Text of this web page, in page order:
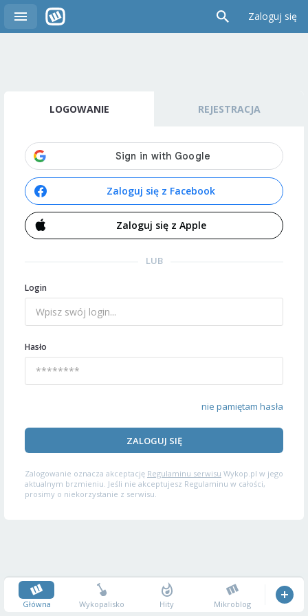
Zaloguj się
LOGOWANIE REJESTRACJA
Zaloguj się z Facebook
Zaloguj się z Apple
LUB
Login
Hasło
nie pamiętam hasła
ZALOGUJ SIĘ
Zalogowanie oznacza akceptację Regulaminu serwisu Wykop.pl w jego
aktualnym brzmieniu. Jeśli nie akceptujesz Regulaminu w całości,
prosimy o niekorzystanie z serwisu.
Główna Wykopalisko Hity Mikroblog